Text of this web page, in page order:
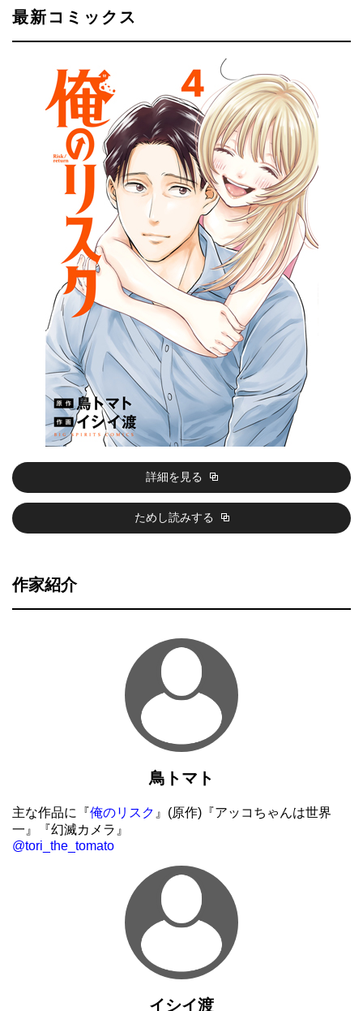
最新コミックス
詳細を見る
ためし読みする
作家紹介
鳥トマト
主な作品に『俺のリスク 』(原作)『アッコちゃんは世界
一』『幻滅カメラ』
@tori_the_tomato
イシイ渡